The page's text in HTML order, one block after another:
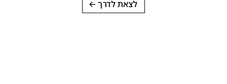
לצאת לדרך→